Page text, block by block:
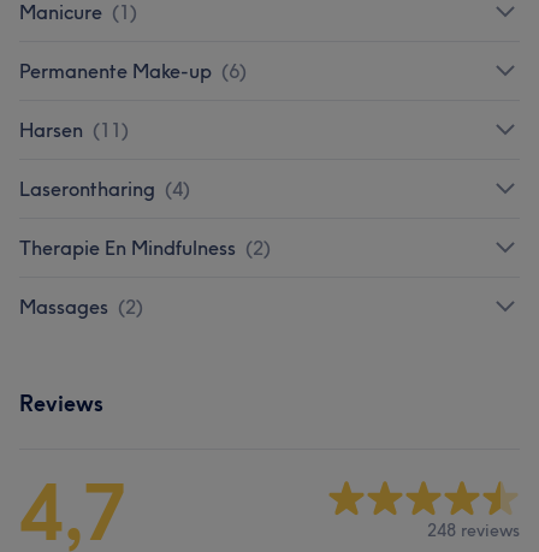
Manicure (1)
Permanente Make-up (6)
Harsen (11)
Laserontharing (4)
Therapie En Mindfulness (2)
Massages (2)
Reviews
4,7 248 reviews